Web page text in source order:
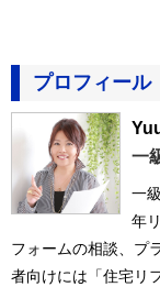
プロフィール
一
一
年
フォームの相談、プ
者向けには「住宅リ